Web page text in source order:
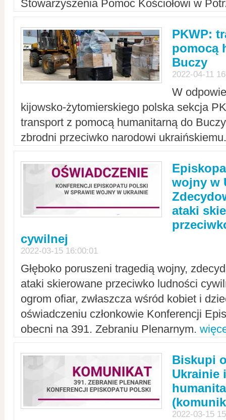
Stowarzyszenia Pomoc Kościołowi w
PKWP:
pomocą
Buczy
2022-04-11
W
kijowsko-żytomierskiego polska sekcja
transport z pomocą humanitarną do
zbrodni przeciwko narodowi
wojny w
ataki
cywilnej
2022-03-15 16:00:01
Głęboko poruszeni tragedią wojny,
ataki skierowane przeciwko ludności
ogrom ofiar, zwłaszcza wśród kobiet i
oświadczeniu członkowie Konferencji
obecni na 391. Zebraniu Plenarnym.
Biskupi
Ukrainie
2022-03-15